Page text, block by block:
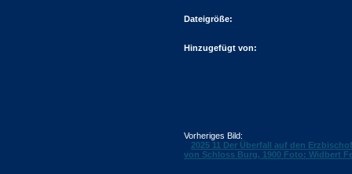
Dateigröße:
Hinzugefügt von:
Vorheriges Bild:
2025 11 Der Überfall auf den
von Schloss Burg, 1900 Foto: Widbert